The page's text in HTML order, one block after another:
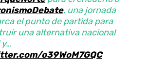
, una jornada
el punto de partida para
una alternativa nacional
o39WoM7GQC